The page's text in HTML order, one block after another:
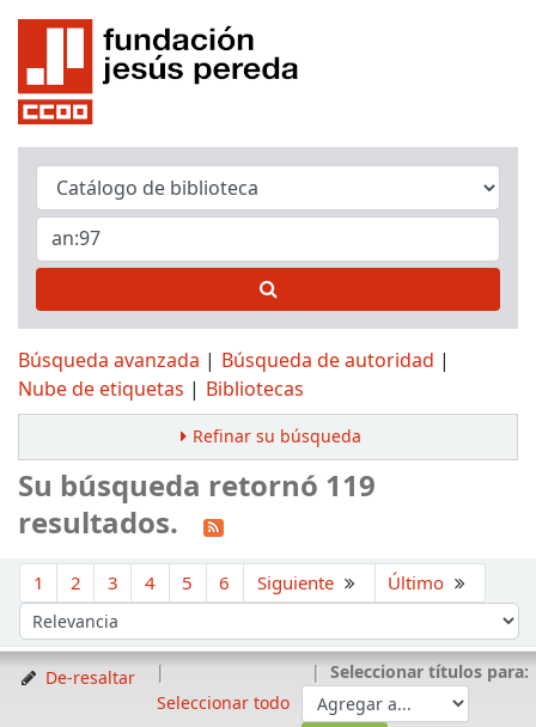
Búsqueda avanzada
Búsqueda de autoridad
Nube de etiquetas
Bibliotecas
Refinar su búsqueda
Su búsqueda retornó 119
resultados.
1 2 3 4 5 6 Siguiente Último
Ordenar por:
De-resaltar
Seleccionar todo
Seleccionar títulos para: